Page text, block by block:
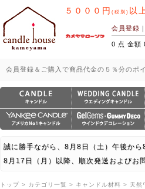
５０００円 (税別) 以
会員登録 ｜
0 点 金額
会員登録＆ご購入で商品代金の５％分のポ
誠に勝手ながら、8月8日（土）午後か
8月17日（月）以降、順次発送およびお
トップ > カテゴリ一覧 > キャンドル材料 > 天然